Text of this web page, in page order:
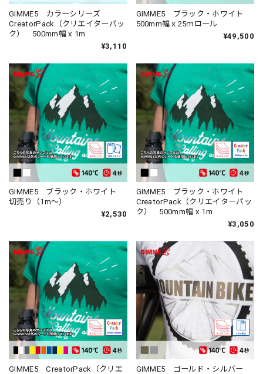
GIMME5 カラーシリーズ
CreatorPack（クリエイターパッ
ク） 500mm幅 x 1m
¥3,110
GIMME5 ブラック・ホワイト
500mm幅ｘ25ｍロール
¥49,500
GIMME5 ブラック・ホワイト
切売り（1m～）
¥2,530
GIMME5 ブラック・ホワイト
CreatorPack（クリエイターパッ
ク） 500mm幅 x 1m
¥3,050
GIMME5 CreatorPack（クリエ
GIMME5 ゴールド・シルバー